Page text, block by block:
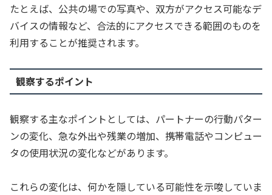
たとえば、公共の場での写真や、双方がアクセス可能なデ
バイスの情報など、合法的にアクセスできる範囲のものを
利用することが推奨されます。
観察するポイント
観察する主なポイントとしては、パートナーの行動パター
ンの変化、急な外出や残業の増加、携帯電話やコンピュー
タの使用状況の変化などがあります。
これらの変化は、何かを隠している可能性を示唆していま